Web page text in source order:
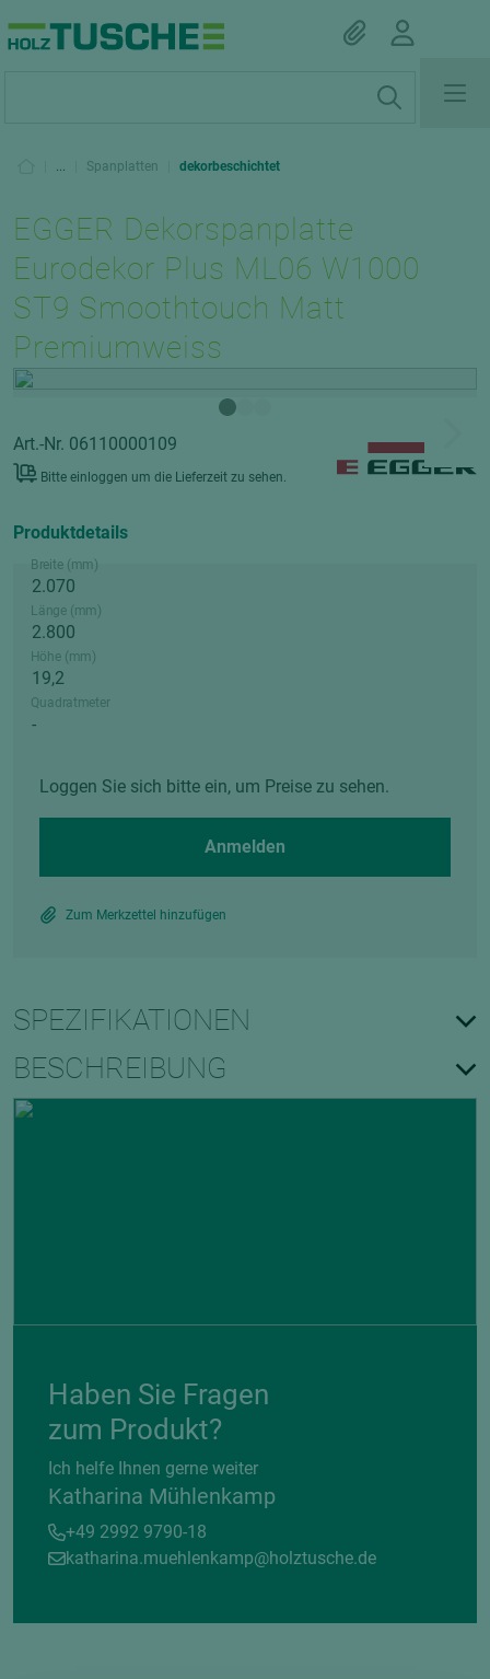
... Spanplatten dekorbeschichtet
EGGER Dekorspanplatte
Eurodekor Plus ML06 W1000
ST9 Smoothtouch Matt
Premiumweiss
Art.-Nr. 06110000109
Bitte einloggen um die Lieferzeit zu sehen.
Produktdetails
Breite (mm)
Länge (mm)
Höhe (mm)
Quadratmeter
Loggen Sie sich bitte ein, um Preise zu sehen.
Anmelden
Zum Merkzettel hinzufügen
SPEZIFIKATIONEN
BESCHREIBUNG
Haben Sie Fragen
zum Produkt?
Ich helfe Ihnen gerne weiter
Katharina Mühlenkamp
+49 2992 9790-18
katharina.muehlenkamp@holztusche.de